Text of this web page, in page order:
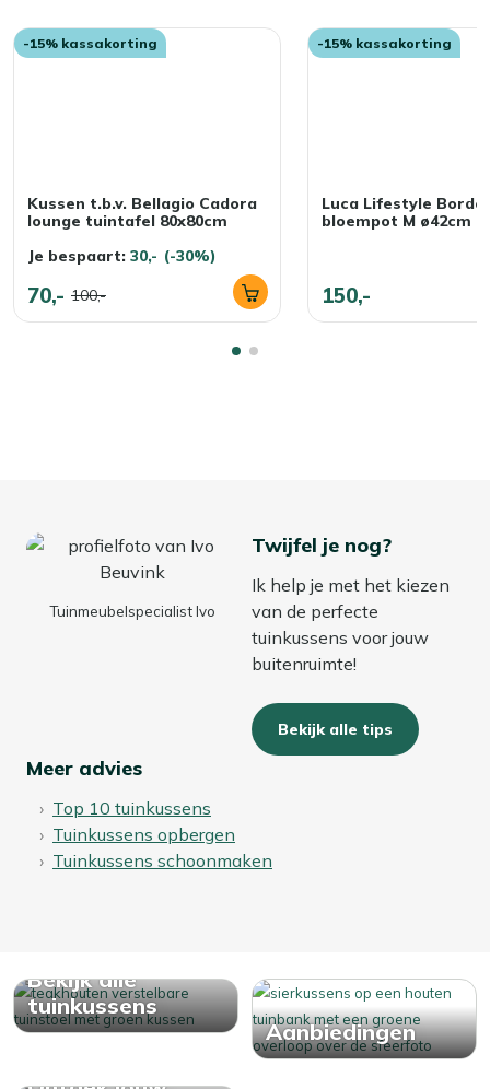
-15% kassakorting
Kussen t.b.v. Bellagio Cadora
lounge tuintafel 80x80cm
Je bespaart: 30,- (-30%)
70,- 100,-
-15% kassakorting
Luca Lifestyle Bordo
bloempot M ø42cm
150,-
Tuinmeubelspecialist Ivo
Twijfel je nog?
Ik help je met het kiezen
van de perfecte
tuinkussens voor jouw
buitenruimte!
Bekijk alle tips
Meer advies
Top 10 tuinkussens
Tuinkussens opbergen
Tuinkussens schoonmaken
Bekijk alle
tuinkussens
Aanbiedingen